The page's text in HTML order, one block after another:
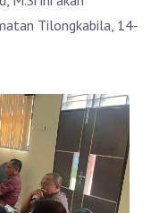
Tilongkabila, 14-